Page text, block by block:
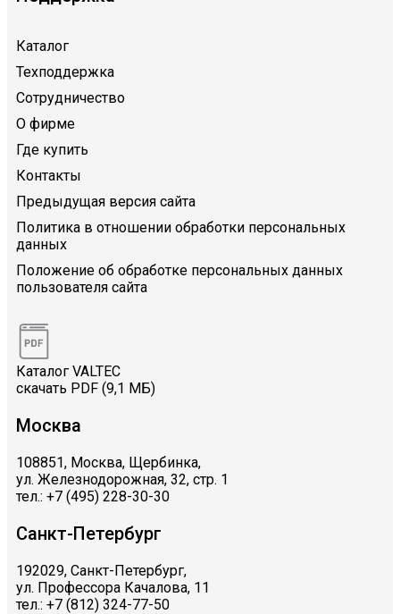
Каталог
Техподдержка
Сотрудничество
О фирме
Где купить
Контакты
Предыдущая версия сайта
Политика в отношении обработки персональных
данных
Положение об обработке персональных данных
пользователя сайта
Каталог VALTEC
скачать PDF (9,1 МБ)
Москва
108851, Москва, Щербинка,
ул. Железнодорожная, 32, стр. 1
тел.: +7 (495) 228-30-30
Санкт-Петербург
192029, Санкт-Петербург,
ул. Профессора Качалова, 11
тел.: +7 (812) 324-77-50